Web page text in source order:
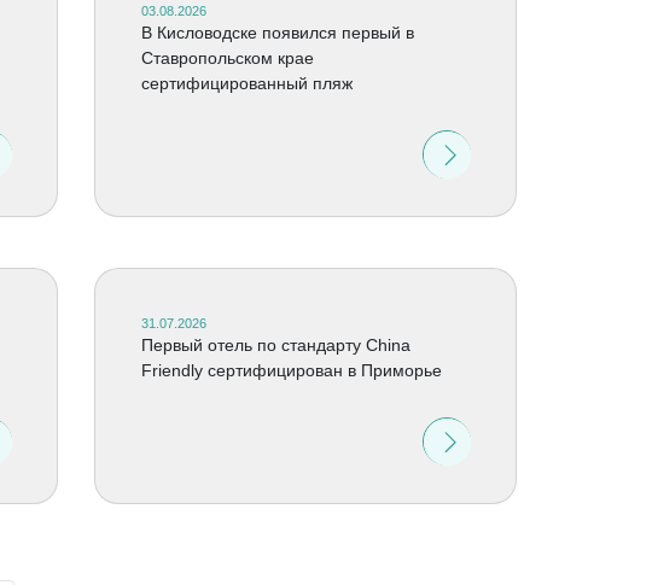
03.08.2026
В Кисловодске появился первый в
Ставропольском крае
сертифицированный пляж
31.07.2026
Первый отель по стандарту China
Friendly сертифицирован в Приморье